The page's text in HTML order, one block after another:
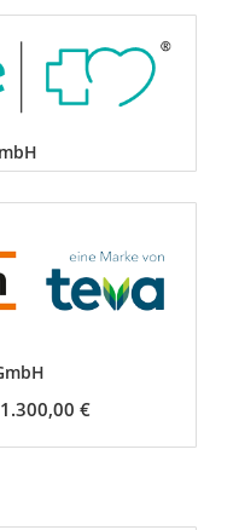
€